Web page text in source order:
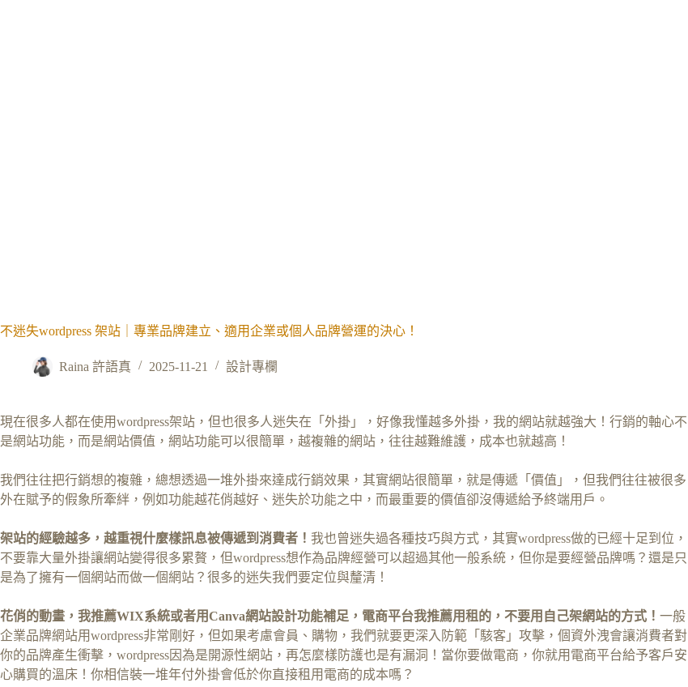
不迷失wordpress 架站｜專業品牌建立、適用企業或個人品牌營運的決心！
Raina 許語真 2025-11-21 設計專欄
現在很多人都在使用wordpress架站，但也很多人迷失在「外掛」，好像我懂越多外掛，我的網站就越強大！行銷的軸心不
是網站功能，而是網站價值，網站功能可以很簡單，越複雜的網站，往往越難維護，成本也就越高！
我們往往把行銷想的複雜，總想透過一堆外掛來達成行銷效果，其實網站很簡單，就是傳遞「價值」，但我們往往被很多
外在賦予的假象所牽絆，例如功能越花俏越好、迷失於功能之中，而最重要的價值卻沒傳遞給予終端用戶。
架站的經驗越多，越重視什麼樣訊息被傳遞到消費者！ 我也曾迷失過各種技巧與方式，其實wordpress做的已經十足到位，
不要靠大量外掛讓網站變得很多累贅，但wordpress想作為品牌經營可以超過其他一般系統，但你是要經營品牌嗎？還是只
是為了擁有一個網站而做一個網站？很多的迷失我們要定位與釐清！
花俏的動畫，我推薦WIX系統或者用Canva網站設計功能補足，電商平台我推薦用租的，不要用自己架網站的方式！ 一般
企業品牌網站用wordpress非常剛好，但如果考慮會員、購物，我們就要更深入防範「駭客」攻擊，個資外洩會讓消費者對
你的品牌產生衝擊，wordpress因為是開源性網站，再怎麼樣防護也是有漏洞！當你要做電商，你就用電商平台給予客戶安
心購買的溫床！你相信裝一堆年付外掛會低於你直接租用電商的成本嗎？